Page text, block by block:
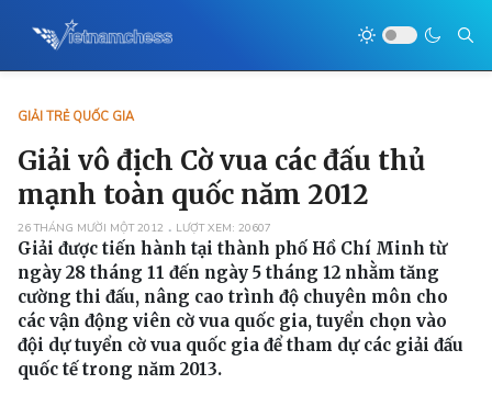
GIẢI TRẺ QUỐC GIA
Giải vô địch Cờ vua các đấu thủ
mạnh toàn quốc năm 2012
26 THÁNG MƯỜI MỘT 2012 LƯỢT XEM: 20607
Giải được tiến hành tại thành phố Hồ Chí Minh từ
ngày 28 tháng 11 đến ngày 5 tháng 12 nhằm tăng
cường thi đấu, nâng cao trình độ chuyên môn cho
các vận động viên cờ vua quốc gia, tuyển chọn vào
đội dự tuyển cờ vua quốc gia để tham dự các giải đấu
quốc tế trong năm 2013.